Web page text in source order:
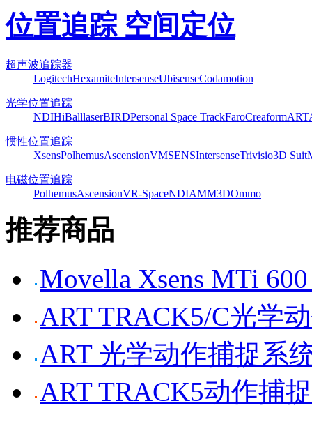
位置追踪 空间定位
超声波追踪器
LogitechHexamiteIntersenseUbisenseCodamotion
光学位置追踪
NDIHiBalllaserBIRDPersonal Space TrackFaroCreaformART
惯性位置追踪
XsensPolhemusAscensionVMSENSIntersenseTrivisio3D Suit
电磁位置追踪
PolhemusAscensionVR-SpaceNDIAMM3DOmmo
推荐商品
Movella Xsens MTi
ART TRACK5/C光学
ART 光学动作捕捉系
ART TRACK5动作捕